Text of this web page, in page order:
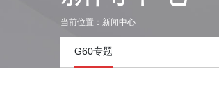
当前位置： 新闻中心
G60专题